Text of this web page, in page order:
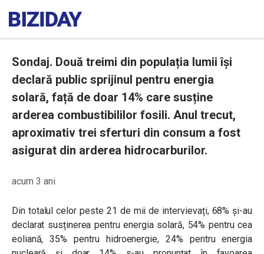
Sondaj. Două treimi din populația lumii își
declară public sprijinul pentru energia
solară, față de doar 14% care susține
arderea combustibililor fosili. Anul trecut,
aproximativ trei sferturi din consum a fost
asigurat din arderea hidrocarburilor.
acum 3 ani
Din totalul celor peste 21 de mii de intervievați, 68% și-au
declarat susținerea pentru energia solară, 54% pentru cea
eoliană, 35% pentru hidroenergie, 24% pentru energia